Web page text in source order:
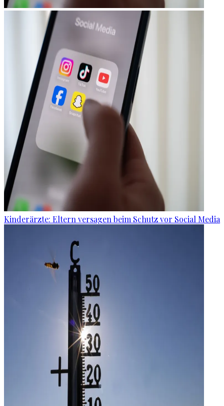
Kinderärzte: Eltern versagen beim Schutz vor Social Media